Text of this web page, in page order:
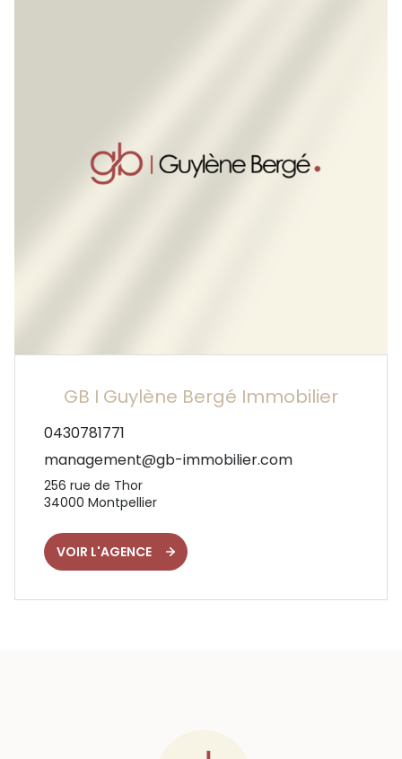
GB I Guylène Bergé Immobilier
0430781771
management@gb-immobilier.com
256 rue de Thor
34000 Montpellier
VOIR L'AGENCE